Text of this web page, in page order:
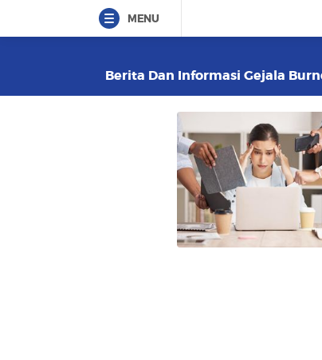
MENU
Berita Dan Informasi Gejala